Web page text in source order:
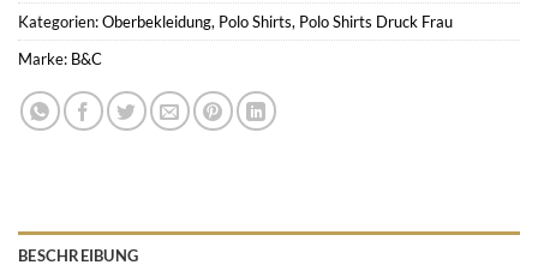
Kategorien:Oberbekleidung, Polo Shirts, Polo Shirts Druck Frau
Marke: B&C
BESCHREIBUNG